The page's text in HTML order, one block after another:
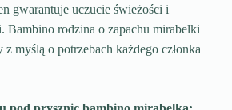
gwarantuje uczucie świeżości i
Bambino rodzina o zapachu mirabelki
myślą o potrzebach każdego członka